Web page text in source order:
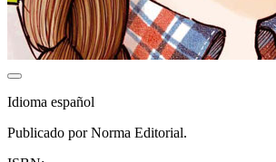
Idioma español
Publicado por Norma Editorial.